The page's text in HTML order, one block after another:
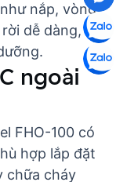
nắp, vòng
dễ dàng,
ngoài
FHO-100 có
hợp lắp đặt
chữa cháy